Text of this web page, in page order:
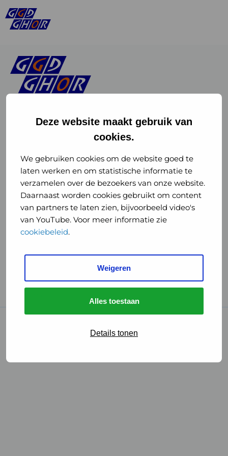
Deze website maakt gebruik van
cookies.
We gebruiken cookies om de website goed te
laten werken en om statistische informatie te
verzamelen over de bezoekers van onze website.
Daarnaast worden cookies gebruikt om content
van partners te laten zien, bijvoorbeeld video's
van YouTube. Voor meer informatie zie
cookiebeleid.
Weigeren
Alles toestaan
Details tonen
of
GGD
GHOR
Nederland
Instagram
of
GGD
GHOR
Nederland
GGD Reizen op social media
GGD Reizen
GGD Reisvaccinaties